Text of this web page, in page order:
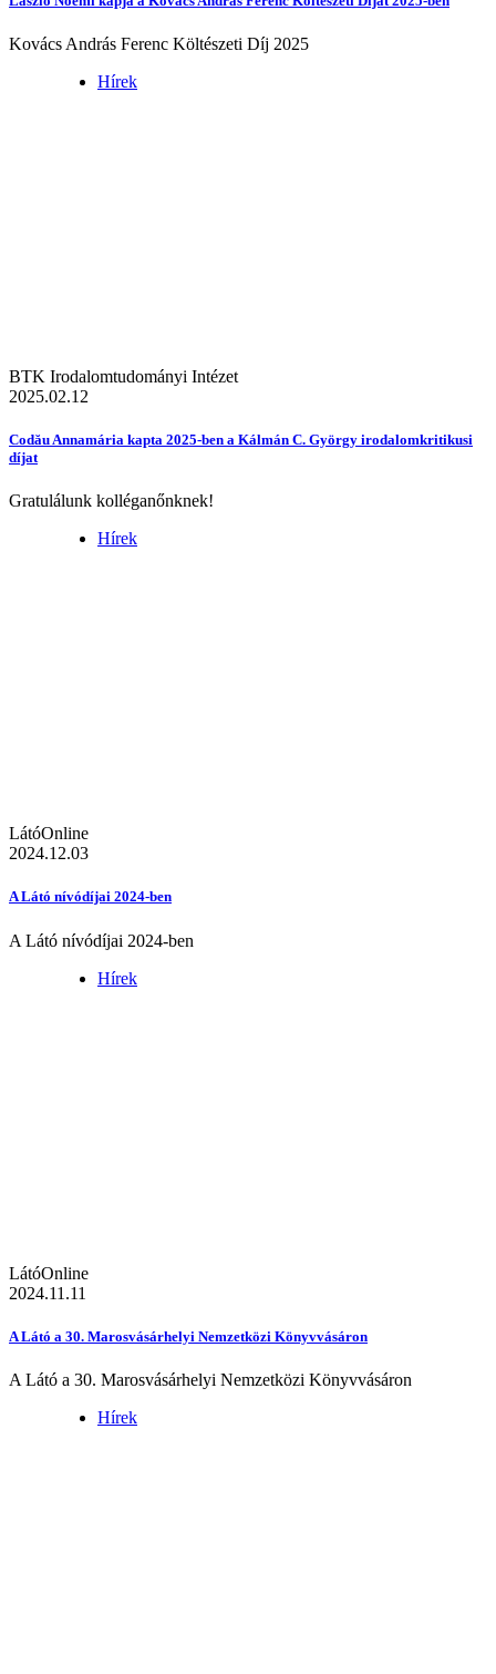
Kovács András Ferenc Költészeti Díj 2025
Hírek
BTK Irodalomtudományi Intézet
2025.02.12
Codău Annamária kapta 2025-ben a Kálmán C. György irodalomkritikusi
díjat
Gratulálunk kolléganőnknek!
Hírek
LátóOnline
2024.12.03
A Látó nívódíjai 2024-ben
A Látó nívódíjai 2024-ben
Hírek
LátóOnline
2024.11.11
A Látó a 30. Marosvásárhelyi Nemzetközi Könyvvásáron
A Látó a 30. Marosvásárhelyi Nemzetközi Könyvvásáron
Hírek